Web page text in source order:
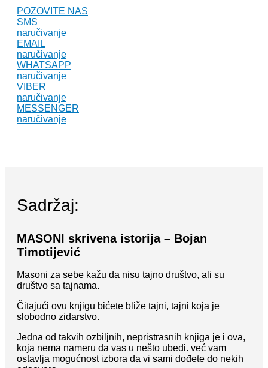
POZOVITE NAS
SMS
naručivanje
EMAIL
naručivanje
WHATSAPP
naručivanje
VIBER
naručivanje
MESSENGER
naručivanje
Sadržaj:
MASONI skrivena istorija – Bojan
Timotijević
Masoni za sebe kažu da nisu tajno društvo, ali su
društvo sa tajnama.
Čitajući ovu knjigu bićete bliže tajni, tajni koja je
slobodno zidarstvo.
Jedna od takvih ozbiljnih, nepristrasnih knjiga je i ova,
koja nema nameru da vas u nešto ubedi. već vam
ostavlja mogućnost izbora da vi sami dođete do nekih